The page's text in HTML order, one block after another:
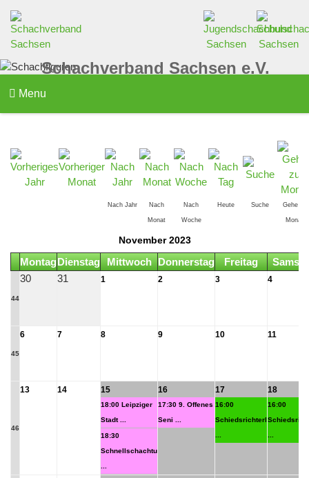
Schachverband Sachsen e.V.
Menu
Nach Jahr Nach
Monat
Nach
Woche
Heute Suche Gehe zu
Monat
November 2023
MontagDienstag Mittwoch Donnerstag Freitag
44
30 31 1 2 3 4
45
6 7 8 9 10 11
46
13 14 15
18:00 Leipziger
Stadt ...
18:30
Schnellschachtu
16
17:30 9. Offenes
Seni ...
17
16:00
Schiedsrichterl
18
16:00